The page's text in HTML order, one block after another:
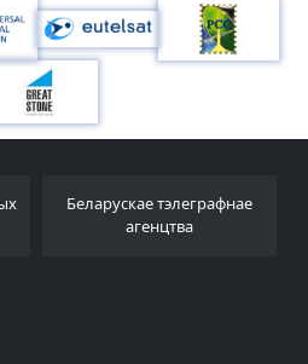
Беларускае тэлеграфнае
агенцтва